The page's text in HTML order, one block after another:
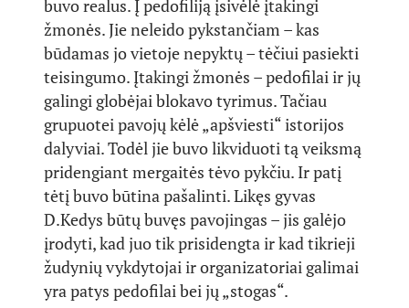
buvo realus. Į pedofiliją įsivėlė įtakingi
žmonės. Jie neleido pykstančiam – kas
būdamas jo vietoje nepyktų – tėčiui pasiekti
teisingumo. Įtakingi žmonės – pedofilai ir jų
galingi globėjai blokavo tyrimus. Tačiau
grupuotei pavojų kėlė „apšviesti“ istorijos
dalyviai. Todėl jie buvo likviduoti tą veiksmą
pridengiant mergaitės tėvo pykčiu. Ir patį
tėtį buvo būtina pašalinti. Likęs gyvas
D.Kedys būtų buvęs pavojingas – jis galėjo
įrodyti, kad juo tik prisidengta ir kad tikrieji
žudynių vykdytojai ir organizatoriai galimai
yra patys pedofilai bei jų „stogas“.